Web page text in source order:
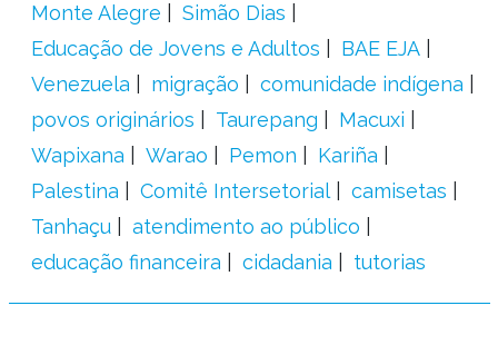
Monte Alegre
Simão Dias
Educação de Jovens e Adultos
BAE EJA
Venezuela
migração
comunidade indígena
povos originários
Taurepang
Macuxi
Wapixana
Warao Pemon
Kariña
Palestina
Comitê Intersetorial
camisetas
Tanhaçu
atendimento ao público
educação financeira
cidadania tutorias